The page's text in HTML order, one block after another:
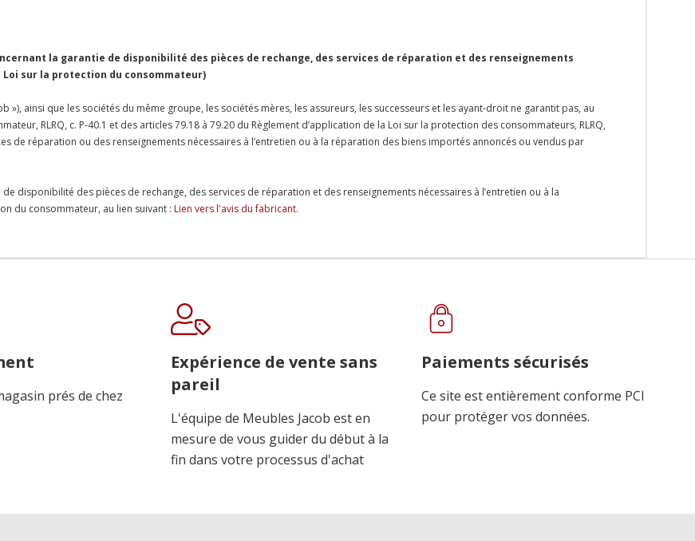
la garantie de disponibilité des pièces de rechange, des services de réparation et des renseignements
sur la protection du consommateur)
»), ainsi que les sociétés du même groupe, les sociétés mères, les assureurs, les successeurs et les ayant-droit ne garantit pas, au
RLRQ, c. P-40.1 et des articles 79.18 à 79.20 du Règlement d’application de la Loi sur la protection des consommateurs, RLRQ,
de réparation ou des renseignements nécessaires à l’entretien ou à la réparation des biens importés annoncés ou vendus par
disponibilité des pièces de rechange, des services de réparation et des renseignements nécessaires à l’entretien ou à la
du consommateur, au lien suivant : Lien vers l'avis du fabricant.
prés de chez
Expérience de vente sans
pareil
L'équipe de Meubles Jacob est en
mesure de vous guider du début à la
fin dans votre processus d'achat
Paiements sécurisés
Ce site est entièrement conforme PCI
pour protéger vos données.